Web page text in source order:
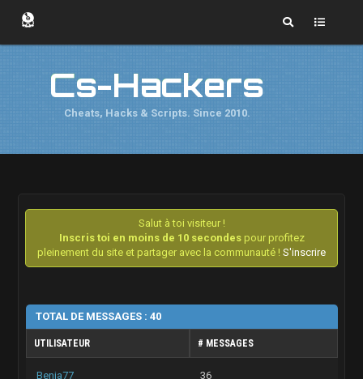
Cs-Hackers
Cheats, Hacks & Scripts. Since 2010.
Salut à toi visiteur !
Inscris toi en moins de 10 secondespour profitez
pleinement du site et partager avec la communauté ! S'inscrire
TOTAL DE MESSAGES : 40
UTILISATEUR # MESSAGES
Benja77 36